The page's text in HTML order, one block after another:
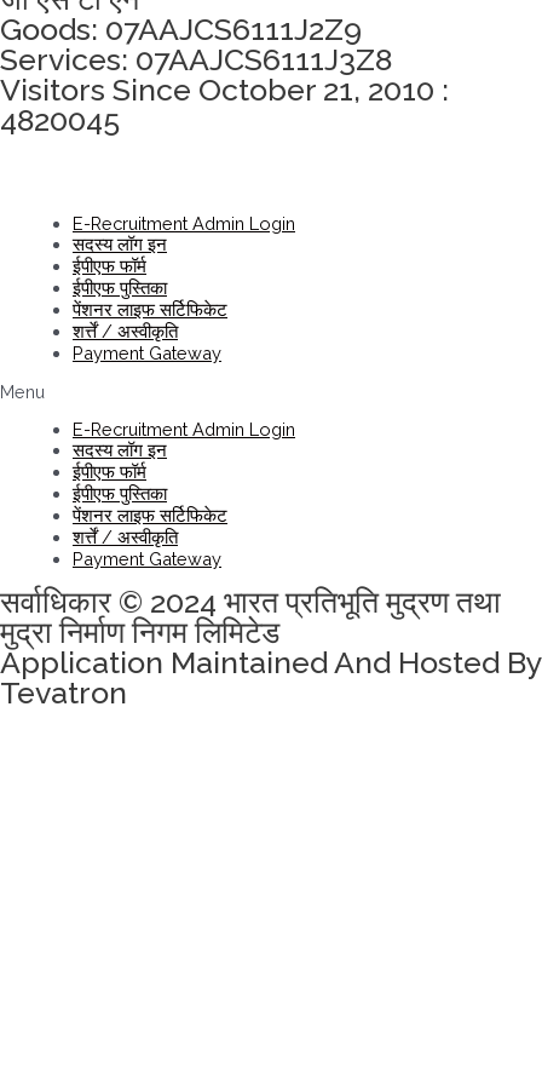
Goods: 07AAJCS6111J2Z9
Services: 07AAJCS6111J3Z8
Visitors Since October 21, 2010 :
4820045
E-Recruitment Admin Login
सदस्य लॉग इन
ईपीएफ फॉर्म
ईपीएफ पुस्तिका
पेंशनर लाइफ सर्टिफिकेट
शर्त्तें / अस्वीकृति
Payment Gateway
Menu
E-Recruitment Admin Login
सदस्य लॉग इन
ईपीएफ फॉर्म
ईपीएफ पुस्तिका
पेंशनर लाइफ सर्टिफिकेट
शर्त्तें / अस्वीकृति
Payment Gateway
सर्वाधिकार © 2024 भारत प्रतिभूति मुद्रण तथा
मुद्रा निर्माण निगम लिमिटेड
Application Maintained And Hosted By
Tevatron